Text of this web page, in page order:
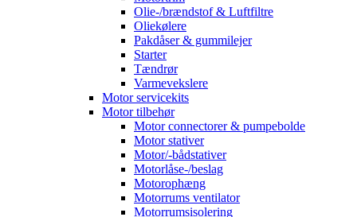
Olie-/brændstof & Luftfiltre
Oliekølere
Pakdåser & gummilejer
Starter
Tændrør
Varmevekslere
Motor servicekits
Motor tilbehør
Motor connectorer & pumpebolde
Motor stativer
Motor/-bådstativer
Motorlåse-/beslag
Motorophæng
Motorrums ventilator
Motorrumsisolering